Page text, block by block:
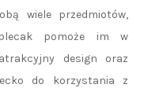
wiele przedmiotów,
pomoże im w
design oraz
do korzystania z